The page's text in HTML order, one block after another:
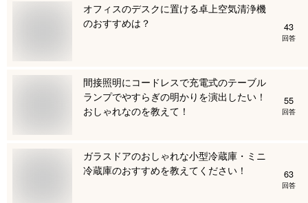
オフィスのデスクに置ける卓上空気清浄機
のおすすめは？
43
回答
間接照明にコードレスで充電式のテーブル
ランプでやすらぎの明かりを演出したい！
おしゃれなのを教えて！
55
回答
ガラスドアのおしゃれな小型冷蔵庫・ミニ
冷蔵庫のおすすめを教えてください！
63
回答